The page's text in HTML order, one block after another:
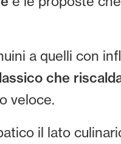
a quelli con
che
veloce.
il lato